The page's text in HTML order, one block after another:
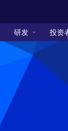
研发 投资